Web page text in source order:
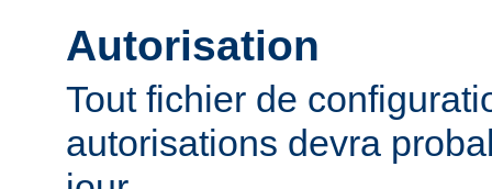
Autorisation
Tout fichier de
autorisations devra